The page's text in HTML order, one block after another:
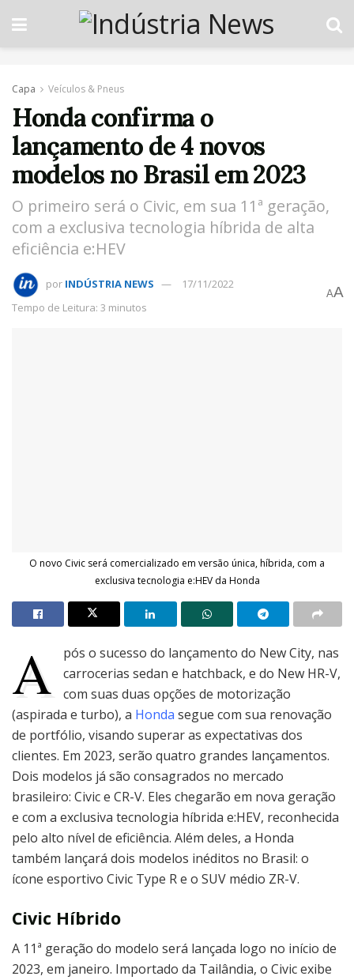
Capa Veículos & Pneus
Honda confirma o
lançamento de 4 novos
modelos no Brasil em 2023
O primeiro será o Civic, em sua 11ª geração,
com a exclusiva tecnologia híbrida de alta
eficiência e:HEV
por INDÚSTRIA NEWS
17/11/2022
Tempo de Leitura: 3 minutos
AA
O novo Civic será comercializado em versão única, híbrida, com a
exclusiva tecnologia e:HEV da Honda
A
pós o sucesso do lançamento do New City, nas
carrocerias sedan e hatchback, e do New HR-V,
com suas duas opções de motorização
(aspirada e turbo), a Honda segue com sua renovação
de portfólio, visando superar as expectativas dos
clientes. Em 2023, serão quatro grandes lançamentos.
Dois modelos já são consagrados no mercado
brasileiro: Civic e CR-V. Eles chegarão em nova geração
e com a exclusiva tecnologia híbrida e:HEV, reconhecida
pelo alto nível de eficiência. Além deles, a Honda
também lançará dois modelos inéditos no Brasil: o
ícone esportivo Civic Type R e o SUV médio ZR-V.
Civic Híbrido
A 11ª geração do modelo será lançada logo no início de
2023, em janeiro. Importado da Tailândia, o Civic exibe